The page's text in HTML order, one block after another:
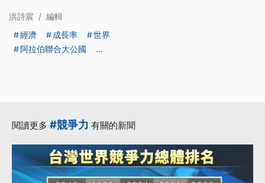
洪詩宸 / 編輯
經濟
成長率
世界
阿拉伯聯合大公國
...
閱讀更多 #競爭力 有關的新聞